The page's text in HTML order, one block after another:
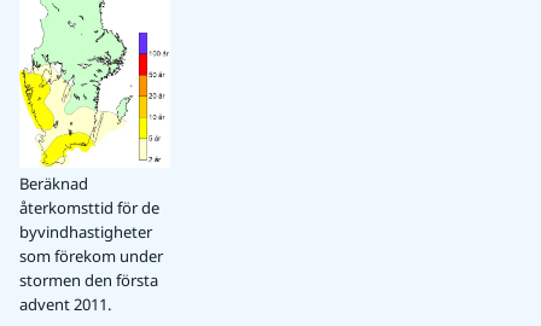
Beräknad
återkomsttid för de
byvindhastigheter
som förekom under
stormen den första
advent 2011.